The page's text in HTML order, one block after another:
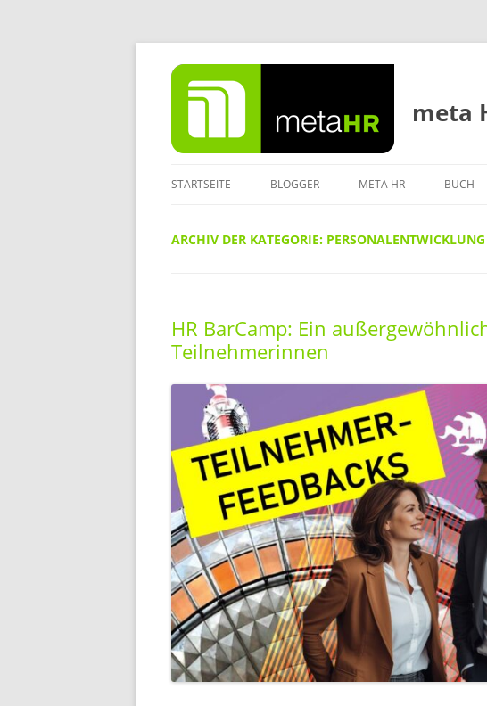
Zum
Inhalt
springen
meta
STARTSEITE BLOGGER META HR BUCH
ARCHIV DER KATEGORIE: PERSONALENTWICKLUNG
HR BarCamp: Ein
Teilnehmerinnen